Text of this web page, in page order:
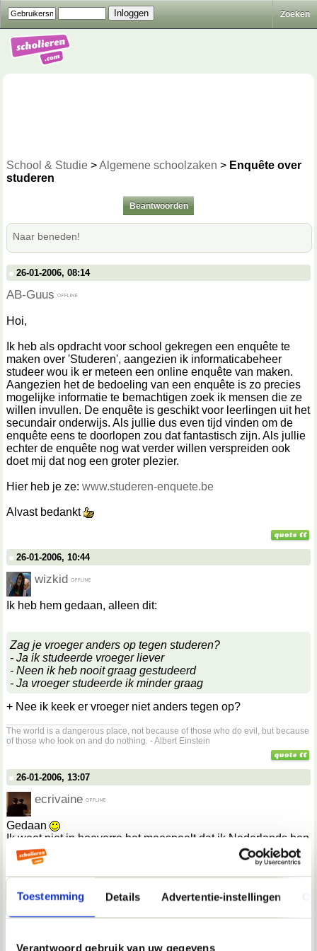
Toestemming Details Advertentie-instellingen
Verantwoord gebruik van uw gegevens
Zoeken
School & Studie >Algemene schoolzaken > Enquête over
studeren
Beantwoorden
Naar beneden!
26-01-2006, 08:14
AB-Guus
Hoi,
Ik heb als opdracht voor school gekregen een enquête te
maken over 'Studeren', aangezien ik informaticabeheer
studeer wou ik er meteen een online enquête van maken.
Aangezien het de bedoeling van een enquête is zo precies
mogelijke informatie te bemachtigen zoek ik mensen die ze
willen invullen. De enquête is geschikt voor leerlingen uit het
secundair onderwijs. Als jullie dus even tijd vinden om de
enquête eens te doorlopen zou dat fantastisch zijn. Als jullie
echter de enquête nog wat verder willen verspreiden ook
doet mij dat nog een groter plezier.
Hier heb je ze: www.studeren-enquete.be
Alvast bedankt
26-01-2006, 10:44
wizkid
Ik heb hem gedaan, alleen dit:
Zag je vroeger anders op tegen studeren?
- Ja ik studeerde vroeger liever
- Neen ik heb nooit graag gestudeerd
- Ja vroeger studeerde ik minder graag
+ Nee ik keek er vroeger niet anders tegen op?
The world is a dangerous place, not because of those who do evil, but because
of those who look on and do nothing. - Albert Einstein
26-01-2006, 13:07
ecrivaine
Gedaan
Ik weet niet in hoeverre het meespeelt dat ik Nederlands ben
en dat deze test (volgens mij) op België is gericht. De
leerplicht loopt bij ons bijvoorbeeld nu al tot 16 en niet tot 18.
En de vraag of de plannen voor het secundair onderwijs
door de juiste mensen worden opgesteld, heb ik beantwoord
op het Nederlandse systeem: nee
. Wellicht vind ik dat niet
van het Belgische systeem, maar daar ben ik niet genoeg in